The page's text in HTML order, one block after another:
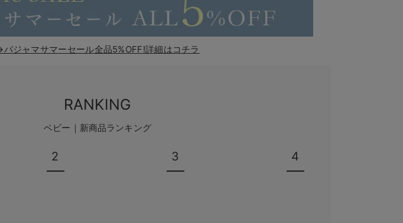
ジャマサマーセール全品5%OFF!詳細はコチラ
RANKING
ベビー｜新商品ランキング
2 3 4